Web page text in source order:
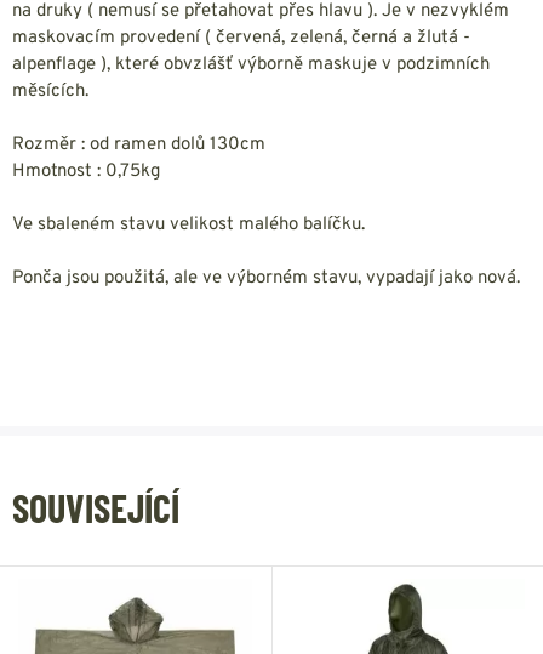
na druky ( nemusí se přetahovat přes hlavu ). Je v nezvyklém
maskovacím provedení ( červená, zelená, černá a žlutá -
alpenflage ), které obvzlášť výborně maskuje v podzimních
měsících.
Rozměr : od ramen dolů 130cm
Hmotnost : 0,75kg
Ve sbaleném stavu velikost malého balíčku.
Ponča jsou použitá, ale ve výborném stavu, vypadají jako nová.
SOUVISEJÍCÍ